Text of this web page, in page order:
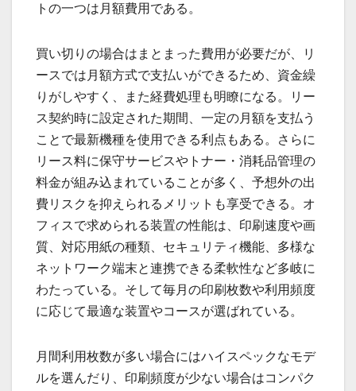
トの一つは月額費用である。
買い切りの場合はまとまった費用が必要だが、リ
ースでは月額方式で支払いができるため、資金繰
りがしやすく、また経費処理も明瞭になる。リー
ス契約時に設定された期間、一定の月額を支払う
ことで最新機種を使用できる利点もある。さらに
リース料に保守サービスやトナー・消耗品管理の
料金が組み込まれていることが多く、予想外の出
費リスクを抑えられるメリットも享受できる。オ
フィスで求められる装置の性能は、印刷速度や画
質、対応用紙の種類、セキュリティ機能、多様な
ネットワーク端末と連携できる柔軟性など多岐に
わたっている。そして毎月の印刷枚数や利用頻度
に応じて最適な装置やコースが選ばれている。
月間利用枚数が多い場合にはハイスペックなモデ
ルを選んだり、印刷頻度が少ない場合はコンパク